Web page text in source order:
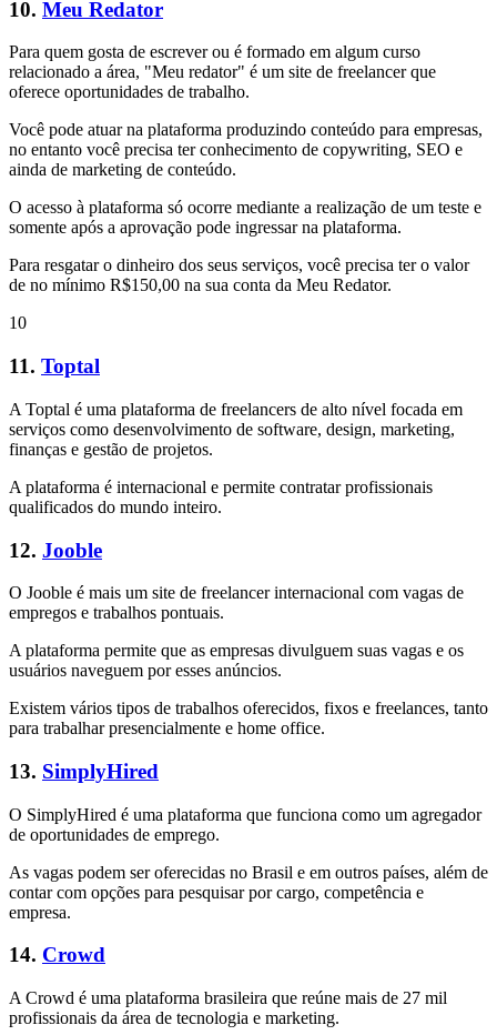
10. Meu Redator
Para quem gosta de escrever ou é formado em algum curso
relacionado a área, "Meu redator" é um site de freelancer que
oferece oportunidades de trabalho.
Você pode atuar na plataforma produzindo conteúdo para empresas,
no entanto você precisa ter conhecimento de copywriting, SEO e
ainda de marketing de conteúdo.
O acesso à plataforma só ocorre mediante a realização de um teste e
somente após a aprovação pode ingressar na plataforma.
Para resgatar o dinheiro dos seus serviços, você precisa ter o valor
de no mínimo R$150,00 na sua conta da Meu Redator.
10
11. Toptal
A Toptal é uma plataforma de freelancers de alto nível focada em
serviços como desenvolvimento de software, design, marketing,
finanças e gestão de projetos.
A plataforma é internacional e permite contratar profissionais
qualificados do mundo inteiro.
12. Jooble
O Jooble é mais um site de freelancer internacional com vagas de
empregos e trabalhos pontuais.
A plataforma permite que as empresas divulguem suas vagas e os
usuários naveguem por esses anúncios.
Existem vários tipos de trabalhos oferecidos, fixos e freelances, tanto
para trabalhar presencialmente e home office.
13. SimplyHired
O SimplyHired é uma plataforma que funciona como um agregador
de oportunidades de emprego.
As vagas podem ser oferecidas no Brasil e em outros países, além de
contar com opções para pesquisar por cargo, competência e
empresa.
14. Crowd
A Crowd é uma plataforma brasileira que reúne mais de 27 mil
profissionais da área de tecnologia e marketing.